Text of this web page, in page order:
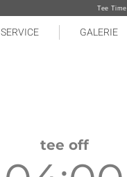
SERVICE GALERIE
Tee Time
tee off